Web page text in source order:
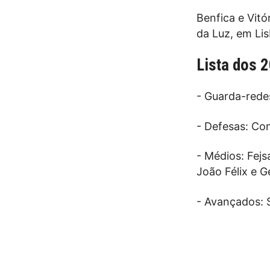
Benfica e
da Luz, em
Lista dos
- Guarda-
- Defesas:
- Médios:
João Félix e
- Avançados: